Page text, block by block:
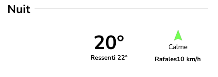
Nuit
20°
Ressenti 22°
Calme
Rafales10 km/h